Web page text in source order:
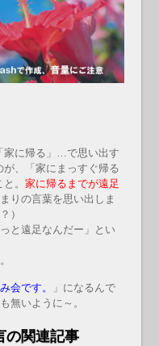
「家に帰る」…で思い出す
が、「家にまっすぐ帰る
と。 家に帰るまでが遠足
りの言葉を思い出しま
）
と遠足なんだー」とい
会です。
」になるんで
無いように～。
関連記事